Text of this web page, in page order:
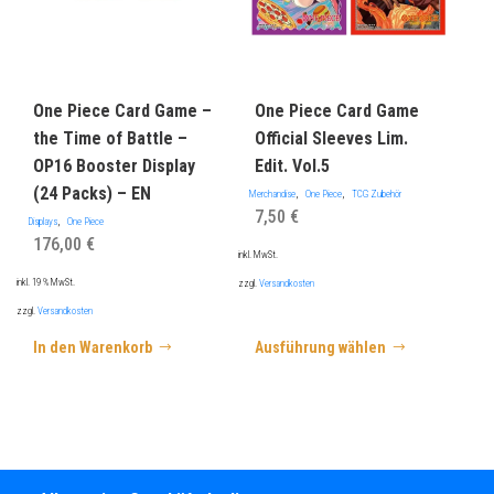
One Piece Card Game –
the Time of Battle –
OP16 Booster Display
(24 Packs) – EN
Displays One Piece
176,00 €
inkl. 19 % MwSt.
zzgl. Versandkosten
In den Warenkorb
One Piece Card Game
Official Sleeves Lim.
Edit. Vol.5
Merchandise, One Piece, TCG Zubehör
7,50 €
inkl. MwSt.
zzgl. Versandkosten
Ausführung wählen
können